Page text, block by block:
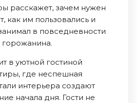
расскажет, зачем нужен
как им пользовались и
в повседневности
горожанина.
в уютной гостиной
где неспешная
интерьера создают
начала дня. Гости не